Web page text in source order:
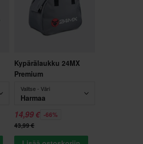
Kypärälaukku 24MX
Premium
Valitse - Väri
Harmaa
14,99 € -66%
43,99 €